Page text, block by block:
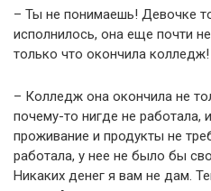
– Ты не понимаешь! Девочке
исполнилось, она еще почти
только что окончила
– Колледж она окончила не
почему-то нигде не работала,
проживание и продукты не
работала, у нее не было бы
Никаких денег я вам не дам.